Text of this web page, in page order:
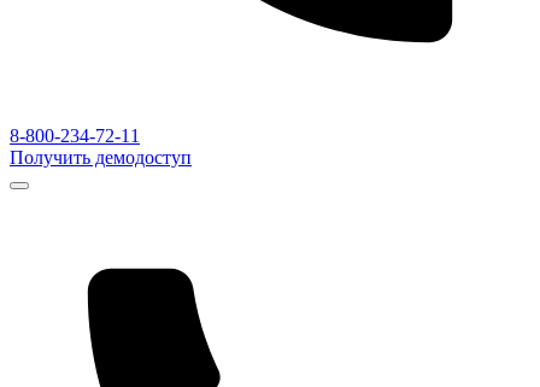
8-800-234-72-11
Получить демодоступ